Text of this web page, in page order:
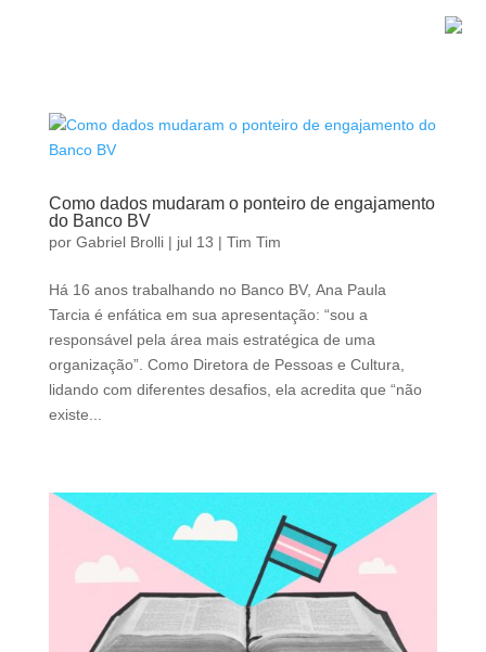
Como dados mudaram o ponteiro de engajamento
do Banco BV
por Gabriel Brolli| jul 13 | Tim Tim
Há 16 anos trabalhando no Banco BV, Ana Paula
Tarcia é enfática em sua apresentação: “sou a
responsável pela área mais estratégica de uma
organização”. Como Diretora de Pessoas e Cultura,
lidando com diferentes desafios, ela acredita que “não
existe...